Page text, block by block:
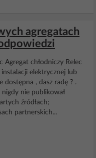
agregatach
Agregat chłodniczy Relec
elektrycznej lub
dostępna , dasz radę ? .
nie publikował
źródłach;
partnerskich...